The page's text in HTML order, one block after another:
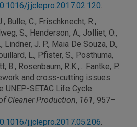
j.jclepro.2017.02.120.
Bulle, C., Frischknecht, R.,
S., Henderson, A., Jolliet, O.,
Lindner, J. P., Maia De Souza, D.,
L., Pfister, S., Posthuma,
B., Rosenbaum, R.K.,... Fantke, P.
and cross-cutting issues
UNEP-SETAC Life Cycle
Cleaner Production, 161, 957–
j.jclepro.2017.05.206.